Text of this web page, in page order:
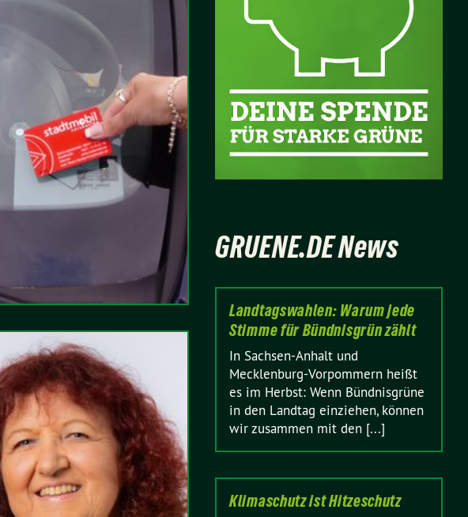
GRUENE.DE News
Landtagswahlen: Warum jede
Stimme für Bündnisgrün zählt
In Sachsen-Anhalt und
Mecklenburg-Vorpommern heißt
es im Herbst: Wenn Bündnisgrüne
in den Landtag einziehen, können
wir zusammen mit den [...]
Klimaschutz ist Hitzeschutz